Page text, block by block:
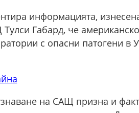
информацията,
Габард, че
с опасни патогени в
на САЩ призна и